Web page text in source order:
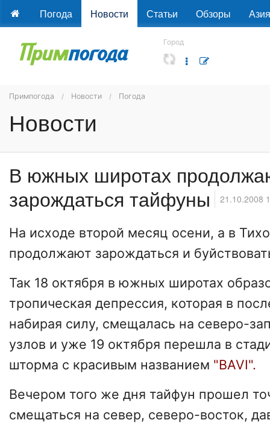
Погода Новости Статьи Обзоры Азия
Город
Примпогода Новости Погода
Новости
В южных широтах
зарождаться тайфуны
21.10.2008
На исходе второй месяц осени, а в
продолжают зарождаться и
Так 18 октября в южных широтах
тропическая депрессия, которая в
набирая силу, смещалась на северо-
узлов и уже 19 октября перешла в
шторма с красивым названием "BAVI".
Вечером того же дня тайфун прошел
смещаться на север, северо-восток,